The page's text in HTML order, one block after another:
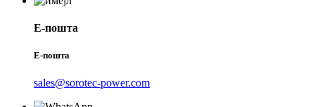
Е-пошта
Е-пошта
sales@sorotec-power.com